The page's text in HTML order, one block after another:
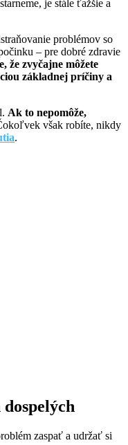
je stále ťažšie a
problémov so
– pre dobré zdravie
že zvyčajne môžete
základnej príčiny a
Ak to nepomôže,
však robíte, nikdy
.
zaspať a udržať si